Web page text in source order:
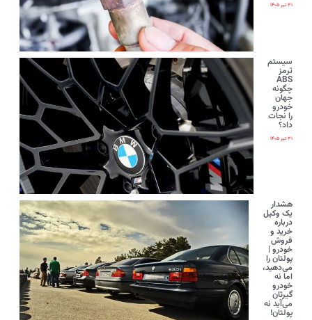
۳۱ تیر ۱۴۰۵
سیستم
ترمز
ABS
چگونه
جهان
خودرو
را نجات
داد؟
۳۱ تیر ۱۴۰۵
هشدار
یک وکیل
درباره
خرید و
فروش
خودرو |
پولتان را
می‌دهید،
اما نه
خودرو
گیرتان
می‌آید نه
پولتان!